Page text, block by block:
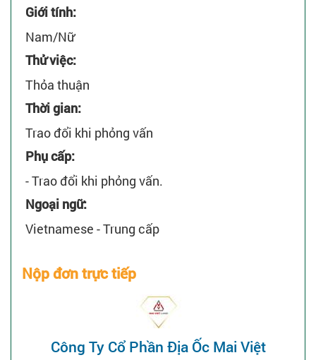
Giới tính:
Nam/Nữ
Thử việc:
Thỏa thuận
Thời gian:
Trao đổi khi phỏng vấn
Phụ cấp:
- Trao đổi khi phỏng vấn.
Ngoại ngữ:
Vietnamese - Trung cấp
Nộp đơn trực tiếp
Công Ty Cổ Phần Địa Ốc Mai Việt